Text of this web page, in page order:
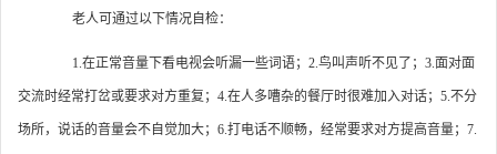
老人可通过以下情况自检：
1.在正常音量下看电视会听漏一些词语；2.鸟叫声听不见了；3.面对面
交流时经常打岔或要求对方重复；4.在人多嘈杂的餐厅时很难加入对话；5.不分
场所，说话的音量会不自觉加大；6.打电话不顺畅，经常要求对方提高音量；7.